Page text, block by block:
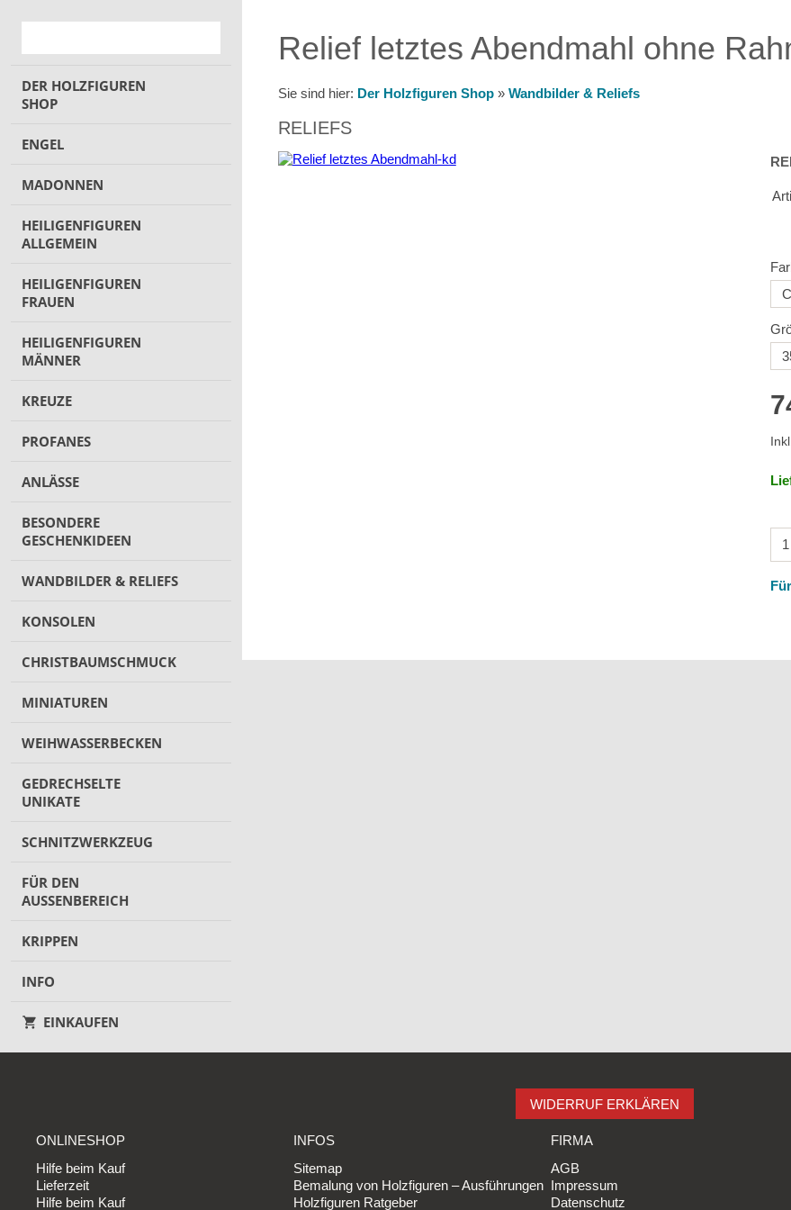
DER HOLZFIGUREN
SHOP
ENGEL
MADONNEN
HEILIGENFIGUREN
ALLGEMEIN
HEILIGENFIGUREN
FRAUEN
HEILIGENFIGUREN
MÄNNER
KREUZE
PROFANES
ANLÄSSE
BESONDERE
GESCHENKIDEEN
WANDBILDER & RELIEFS
KONSOLEN
CHRISTBAUMSCHMUCK
MINIATUREN
WEIHWASSERBECKEN
GEDRECHSELTE
UNIKATE
SCHNITZWERKZEUG
FÜR DEN
AUSSENBEREICH
KRIPPEN
INFO
EINKAUFEN
Relief letztes Abendmahl ohne
Sie sind hier: Der Holzfiguren Shop» Wandbilder & Reliefs
RELIEFS
WIDERRUF ERKLÄREN
ONLINESHOP
Hilfe beim Kauf
Lieferzeit
Hilfe beim Kauf
INFOS
Sitemap
Bemalung von Holzfiguren – Ausführungen
Holzfiguren Ratgeber
FIRMA
AGB
Impressum
Datenschutz